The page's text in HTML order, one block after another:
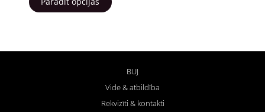
BUJ
Vide & atbildība
Rekvizīti & kontakti